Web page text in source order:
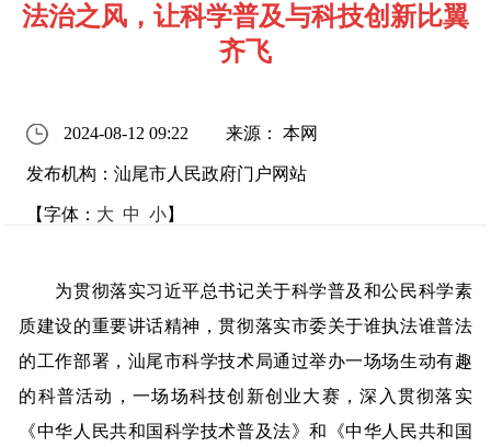
法治之风，让科学普及与科技创新比翼
齐飞
2024-08-12 09:22 来源： 本网
发布机构：汕尾市人民政府门户网站
【字体： 大 中 小】
为贯彻落实习近平总书记关于科学普及和公民科学素
质建设的重要讲话精神，贯彻落实市委关于谁执法谁普法
的工作部署，汕尾市科学技术局通过举办一场场生动有趣
的科普活动，一场场科技创新创业大赛，深入贯彻落实
《中华人民共和国科学技术普及法》和《中华人民共和国